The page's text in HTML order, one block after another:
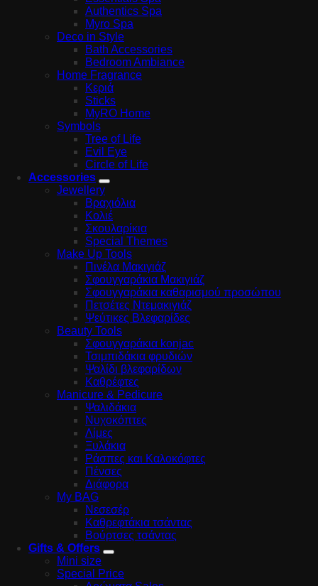
Authentics Spa
Myro Spa
Deco in Style
Bath Accessories
Bedroom Ambiance
Home Fragrance
Κεριά
Sticks
MyRO Home
Symbols
Tree of Life
Evil Eye
Circle of Life
Accessories
Jewellery
Βραχιόλια
Κολιέ
Σκουλαρίκια
Special Themes
Make Up Tools
Πινέλα Μακιγιάζ
Σφουγγαράκια Μακιγιάζ
Σφουγγαράκια καθαρισμού προσώπου
Πετσέτες Ντεμακιγιάζ
Ψεύτικες Βλεφαρίδες
Beauty Tools
Σφουγγαράκια konjac
Τσιμπιδάκια φρυδιών
Ψαλίδι βλεφαρίδων
Καθρέφτες
Manicure & Pedicure
Ψαλιδάκια
Νυχοκόπτες
Λίμες
Ξυλάκια
Ράσπες και Καλοκόφτες
Πένσες
Διάφορα
My BAG
Νεσεσέρ
Καθρεφτάκια τσάντας
Βούρτσες τσάντας
Gifts & Offers
Mini size
Special Price